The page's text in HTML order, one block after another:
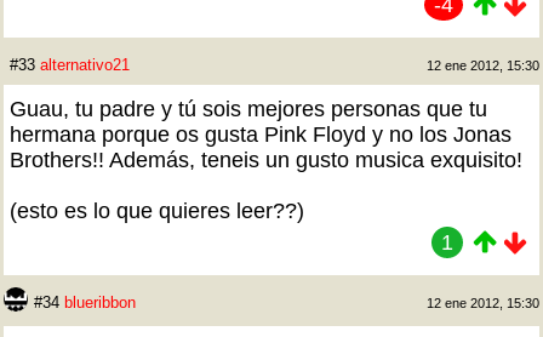
-4
#33 alternativo21 12 ene 2012, 15:30
Guau, tu padre y tú sois mejores personas que tu
hermana porque os gusta Pink Floyd y no los Jonas
Brothers!! Además, teneis un gusto musica exquisito!
(esto es lo que quieres leer??)
1
#34 blueribbon 12 ene 2012, 15:30